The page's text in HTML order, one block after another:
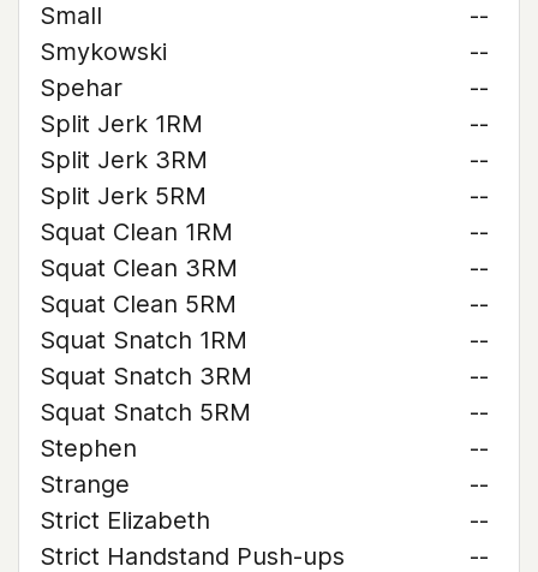
Small
--
Smykowski
--
Spehar
--
Split Jerk 1RM
--
Split Jerk 3RM
--
Split Jerk 5RM
--
Squat Clean 1RM
--
Squat Clean 3RM
--
Squat Clean 5RM
--
Squat Snatch 1RM
--
Squat Snatch 3RM
--
Squat Snatch 5RM
--
Stephen
--
Strange
--
Strict Elizabeth
--
Strict Handstand Push-ups
--